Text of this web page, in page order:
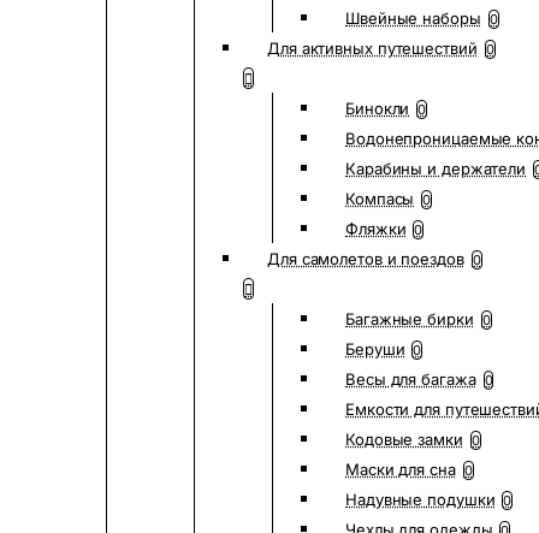
Швейные наборы 0
Для активных путешествий 0
Бинокли 0
Водонепроницаемые
Карабины и держатели
Компасы 0
Фляжки 0
Для самолетов и поездов 0
Багажные бирки 0
Беруши 0
Весы для багажа 0
Емкости для
Кодовые замки 0
Маски для сна 0
Надувные подушки 0